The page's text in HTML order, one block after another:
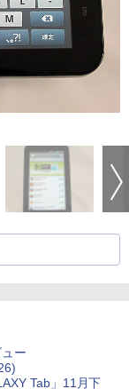
ー
Tab」11月下